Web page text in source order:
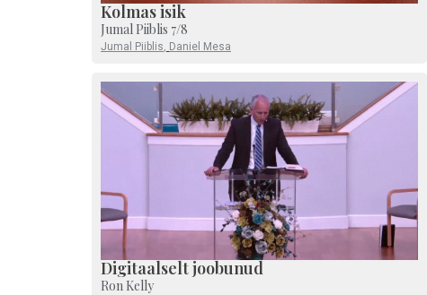
Kolmas isik
Jumal Piiblis 7/8
Jumal Piiblis, Daniel Mesa
Digitaalselt joobunud
Ron Kelly